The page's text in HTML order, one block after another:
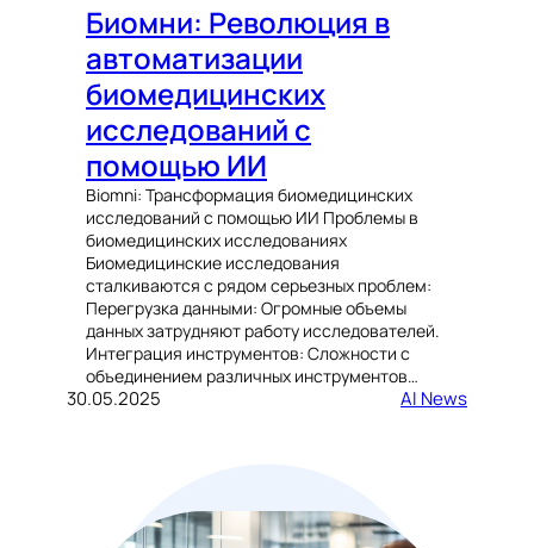
Биомни: Революция в
автоматизации
биомедицинских
исследований с
помощью ИИ
Biomni: Трансформация биомедицинских
исследований с помощью ИИ Проблемы в
биомедицинских исследованиях
Биомедицинские исследования
сталкиваются с рядом серьезных проблем:
Перегрузка данными: Огромные объемы
данных затрудняют работу исследователей.
Интеграция инструментов: Сложности с
объединением различных инструментов…
30.05.2025 AI News